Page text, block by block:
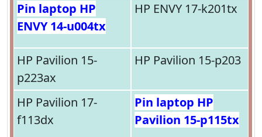
Pin laptop HP
ENVY 14-u004tx
HP ENVY 17-k201tx
HP Pavilion 15-
p223ax
HP Pavilion 15-p203
HP Pavilion 17-
f113dx
Pin laptop HP
Pavilion 15-p115tx